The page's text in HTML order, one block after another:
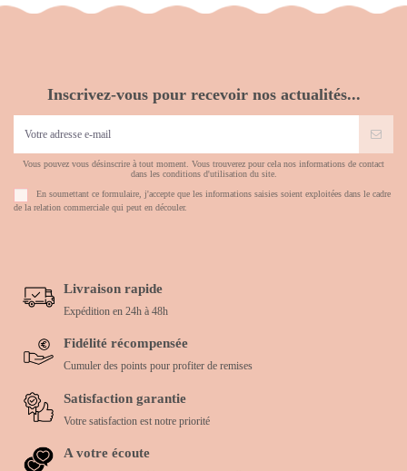
Inscrivez-vous pour recevoir nos actualités...
Vous pouvez vous désinscrire à tout moment. Vous trouverez pour cela nos informations de contact
dans les conditions d'utilisation du site.
En soumettant ce formulaire, j'accepte que les informations saisies soient exploitées dans le cadre
de la relation commerciale qui peut en découler.
Livraison rapide
Expédition en 24h à 48h
Fidélité récompensée
Cumuler des points pour profiter de remises
Satisfaction garantie
Votre satisfaction est notre priorité
A votre écoute